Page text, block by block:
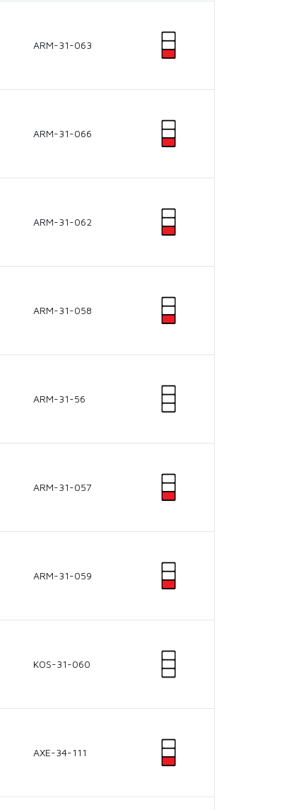
ARM-31-063
ARM-31-066
ARM-31-062
ARM-31-058
ARM-31-56
ARM-31-057
ARM-31-059
KOS-31-060
AXE-34-111